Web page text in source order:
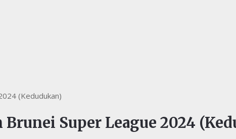
(Kedudukan)
Brunei Super League 2024